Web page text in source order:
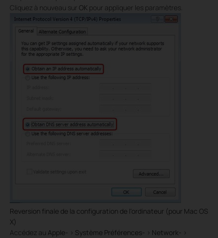
Cliquez à nouveau sur OK pour appliquer les paramètres.
Reversion finale de la configuration de l'ordinateur (pour Mac OS
X)
Accédez au Apple- > Système Préférences- > Network- >